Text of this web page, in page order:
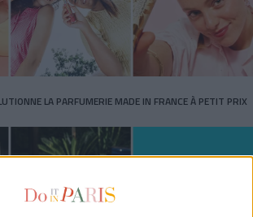
LA PARFUMERIE MADE IN FRANCE À PETIT PRIX